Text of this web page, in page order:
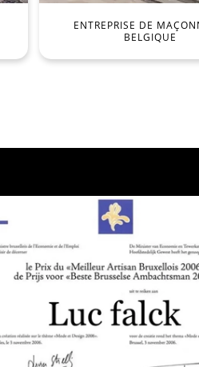
ENTREPRISE DE
BELGIQUE